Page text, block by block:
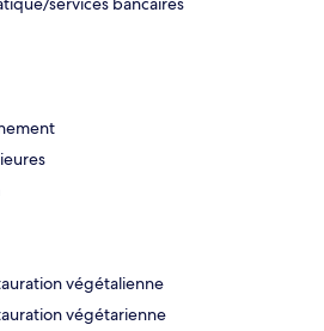
végétalienne
végétarienne